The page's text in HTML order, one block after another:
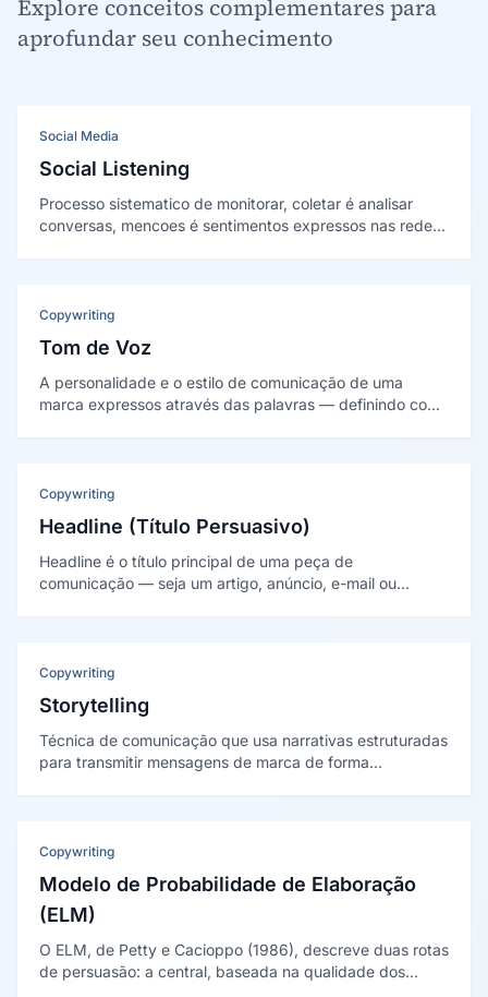
Explore conceitos complementares para
aprofundar seu conhecimento
Social Media
Social Listening
Processo sistematico de monitorar, coletar é analisar
conversas, mencoes é sentimentos expressos nas redes
negócios.
Copywriting
Tom de Voz
A personalidade e o estilo de comunicação de uma
marca expressos através das palavras — definindo como
Copywriting
Headline (Título Persuasivo)
Headline é o título principal de uma peça de
comunicação — seja um artigo, anúncio, e-mail ou
Copywriting
Storytelling
Técnica de comunicação que usa narrativas estruturadas
para transmitir mensagens de marca de forma
Copywriting
Modelo de Probabilidade de Elaboração
(ELM)
O ELM, de Petty e Cacioppo (1986), descreve duas rotas
de persuasão: a central, baseada na qualidade dos